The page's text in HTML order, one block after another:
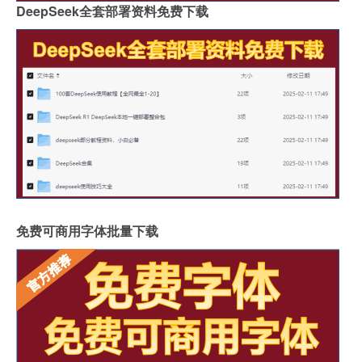
DeepSeek全套部署资料免费下载
免费可商用字体批量下载